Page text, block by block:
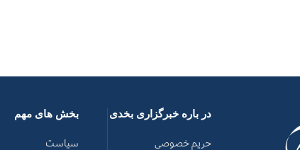
در باره خبرگزاری بخدی
حریم خصوصی
بخش های مهم
سیاست